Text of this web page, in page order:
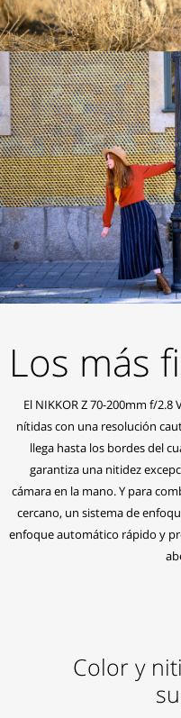
Los más
El NIKKOR Z 70-200mm f/
nítidas con una resolución
llega hasta los bordes del
garantiza una nitidez
cámara en la mano. Y para
cercano, un sistema de
enfoque automático rápido y
Color y